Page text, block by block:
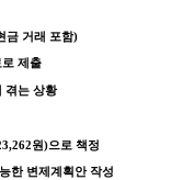
금 거래 포함)
제출
겪는 상황
원)으로 책정
한 변제계획안 작성